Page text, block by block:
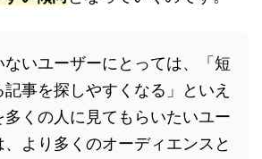
いユーザーにとっては、「短
事を探しやすくなる」といえ
多くの人に見てもらいたいユー
より多くのオーディエンスと